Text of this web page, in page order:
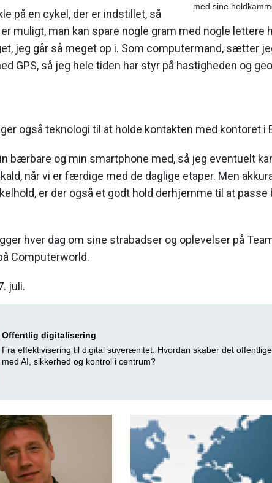
med sine
på en cykel, der er indstillet, så
muligt, man kan spare nogle gram med nogle lettere
jeg går så meget op i. Som computermand, sætter
GPS, så jeg hele tiden har styr på hastigheden og
også teknologi til at holde kontakten med kontoret i
bærbare og min smartphone med, så jeg eventuelt
når vi er færdige med de daglige etaper. Men
er der også et godt hold derhjemme til at passe
hver dag om sine strabadser og oplevelser på
Computerworld.
juli.
Offentlig digitalisering
Fra effektivisering til digital suverænitet. Hvordan skaber det
med AI, sikkerhed og kontrol i centrum?